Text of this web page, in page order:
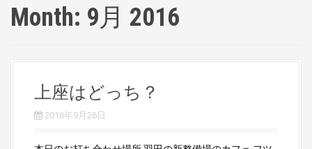
Month: 9月 2016
上座はどっち？
2016年9月26日